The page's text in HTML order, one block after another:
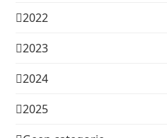
2022
2023
2024
2025